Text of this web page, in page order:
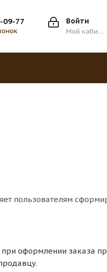
Войти
Мой кабинет
09-77
пользователям
оформлении заказа